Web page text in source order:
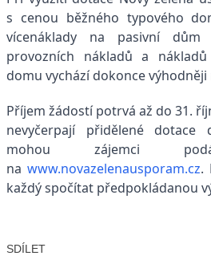
s cenou běžného typového
vícenáklady na pasivní
provozních nákladů a
domu vychází dokonce výhodněji
Příjem žádostí potrvá až do 31.
nevyčerpají přidělené dotace
mohou zájemci
na www.novazelenausporam.cz.
každý spočítat předpokládanou
SDÍLET